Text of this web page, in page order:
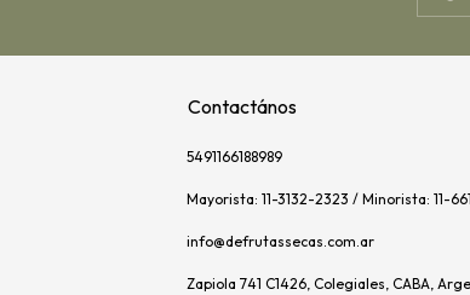
Contactános
5491166188989
Mayorista: 11-3132-2323 / Minorista: 11-
info@defrutassecas.com.ar
Zapiola 741 C1426, Colegiales, CABA,